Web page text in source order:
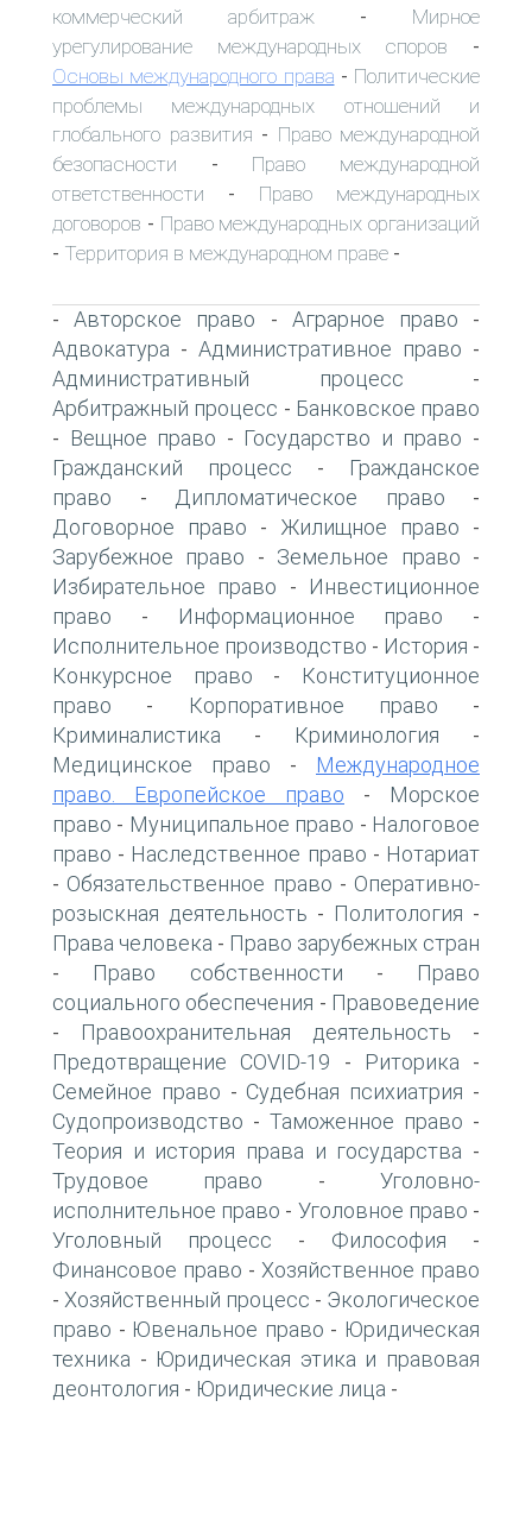
коммерческий арбитраж - Мирное
урегулирование международных споров -
Основы международного права - Политические
проблемы международных отношений и
глобального развития - Право международной
безопасности - Право международной
ответственности - Право международных
договоров - Право международных организаций
- Территория в международном праве -
-Авторское право - Аграрное право -
Адвокатура - Административное право -
Административный процесс -
Арбитражный процесс - Банковское право
- Вещное право - Государство и право -
Гражданский процесс -
Гражданское
право - Дипломатическое право -
Договорное право - Жилищное право -
Зарубежное право - Земельное право -
Избирательное право -
Инвестиционное
право - Информационное право -
Исполнительное производство - История -
Конкурсное право -
Конституционное
право - Корпоративное право -
Криминалистика - Криминология -
Медицинское право -
Международное
право. Европейское право -
Морское
право - Муниципальное право - Налоговое
право - Наследственное право - Нотариат
- Обязательственное право - Оперативно-
розыскная деятельность - Политология -
Права человека - Право зарубежных стран
- Право собственности -
Право
социального обеспечения - Правоведение
- Правоохранительная деятельность -
Предотвращение COVID-19 - Риторика -
Семейное право - Судебная психиатрия -
Судопроизводство - Таможенное право -
Теория и история права и государства -
Трудовое право -Уголовно-
исполнительное право - Уголовное право -
Уголовный процесс - Философия -
Финансовое право - Хозяйственное право
- Хозяйственный процесс - Экологическое
право - Ювенальное право - Юридическая
техника - Юридическая этика и правовая
деонтология - Юридические лица -